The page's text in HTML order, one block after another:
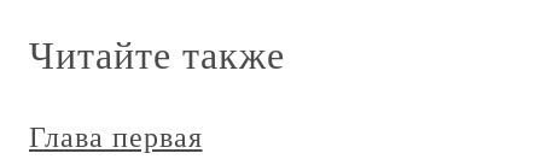
Читайте также
Глава первая